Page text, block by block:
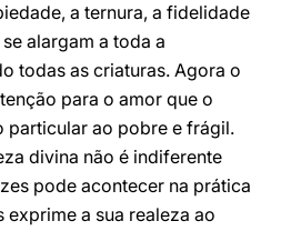
a ternura, a fidelidade
alargam a toda a
todas as criaturas. Agora o
para o amor que o
particular ao pobre e frágil.
divina não é indiferente
pode acontecer na prática
a sua realeza ao